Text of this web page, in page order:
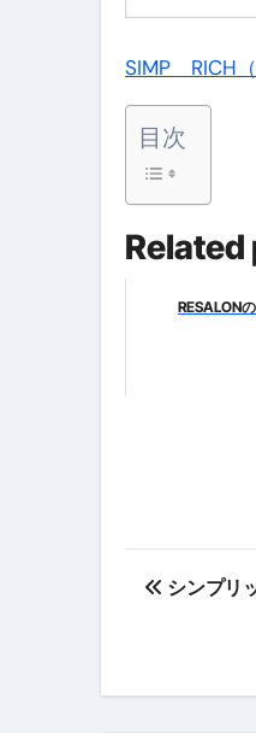
SIMP RICH（
目次
RESALON
投 シンプリ